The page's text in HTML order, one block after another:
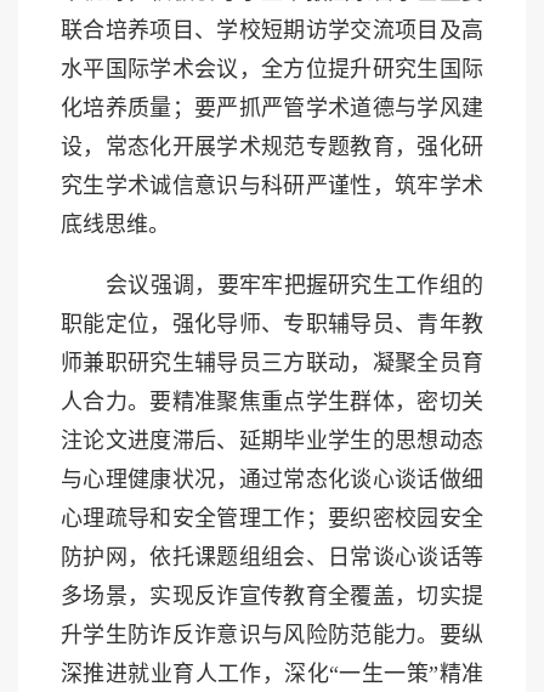
联合培养项目、学校短期访学交流项目及高
水平国际学术会议，全方位提升研究生国际
化培养质量；要严抓严管学术道德与学风建
设，常态化开展学术规范专题教育，强化研
究生学术诚信意识与科研严谨性，筑牢学术
底线思维。
会议强调，要牢牢把握研究生工作组的
职能定位，强化导师、专职辅导员、青年教
师兼职研究生辅导员三方联动，凝聚全员育
人合力。要精准聚焦重点学生群体，密切关
注论文进度滞后、延期毕业学生的思想动态
与心理健康状况，通过常态化谈心谈话做细
心理疏导和安全管理工作；要织密校园安全
防护网，依托课题组组会、日常谈心谈话等
多场景，实现反诈宣传教育全覆盖，切实提
升学生防诈反诈意识与风险防范能力。要纵
深推进就业育人工作，深化“一生一策”精准